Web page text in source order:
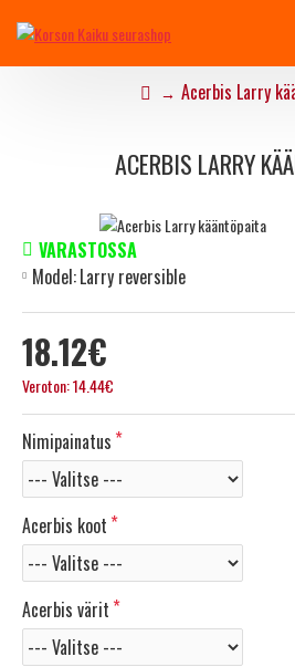
Acerbis Larry
ACERBIS LARRY
18.12€
Veroton: 14.44€
VARASTOSSA
Model:Larry reversible
Nimipainatus
Acerbis koot
Acerbis värit